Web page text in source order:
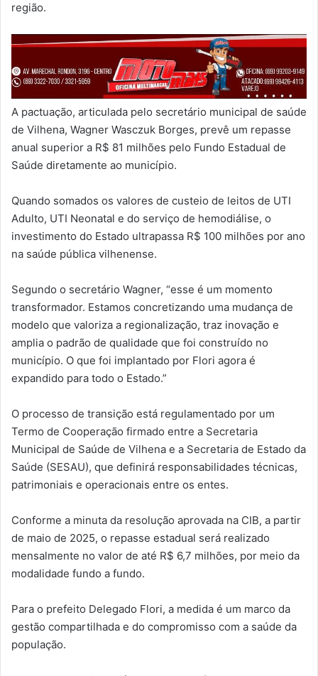
região.
A pactuação, articulada pelo secretário municipal de saúde
de Vilhena, Wagner Wasczuk Borges, prevê um repasse
anual superior a R$ 81 milhões pelo Fundo Estadual de
Saúde diretamente ao município.
Quando somados os valores de custeio de leitos de UTI
Adulto, UTI Neonatal e do serviço de hemodiálise, o
investimento do Estado ultrapassa R$ 100 milhões por ano
na saúde pública vilhenense.
Segundo o secretário Wagner, “esse é um momento
transformador. Estamos concretizando uma mudança de
modelo que valoriza a regionalização, traz inovação e
amplia o padrão de qualidade que foi construído no
município. O que foi implantado por Flori agora é
expandido para todo o Estado.”
O processo de transição está regulamentado por um
Termo de Cooperação firmado entre a Secretaria
Municipal de Saúde de Vilhena e a Secretaria de Estado da
Saúde (SESAU), que definirá responsabilidades técnicas,
patrimoniais e operacionais entre os entes.
Conforme a minuta da resolução aprovada na CIB, a partir
de maio de 2025, o repasse estadual será realizado
mensalmente no valor de até R$ 6,7 milhões, por meio da
modalidade fundo a fundo.
Para o prefeito Delegado Flori, a medida é um marco da
gestão compartilhada e do compromisso com a saúde da
população.